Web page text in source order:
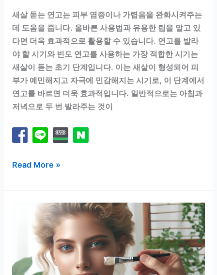
새살 돋는 연고는 피부 염증이나 가렵음을 완화시켜주는
데 도움을 줍니다. 올바른 사용법과 유용한 팁을 알고 있
다면 더욱 효과적으로 활용할 수 있습니다. 연고를 발라
야 할 시기와 빈도 연고를 사용하는 가장 적합한 시기는
새살이 돋는 초기 단계입니다. 이는 새살이 형성되어 피
부가 예민해지고 자극에 민감해지는 시기로, 이 단계에서
연고를 바르면 더욱 효과적입니다. 일반적으로는 아침과
저녁으로 두 번 발라주는 것이
새
돋
적
Read More »